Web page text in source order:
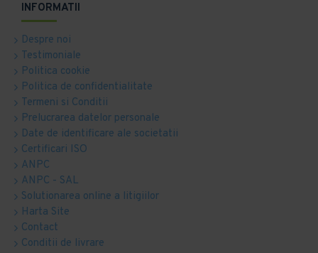
INFORMATII
Despre noi
Testimoniale
Politica cookie
Politica de confidentialitate
Termeni si Conditii
Prelucrarea datelor personale
Date de identificare ale societatii
Certificari ISO
ANPC
ANPC - SAL
Solutionarea online a litigiilor
Harta Site
Contact
Conditii de livrare